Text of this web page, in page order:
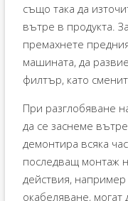
също така да
вътре в продукта.
премахнете
машината, да
филтър, като
При разглобяване
да се заснеме
демонтира всяка
последващ монтаж
действия,
окабеляване,